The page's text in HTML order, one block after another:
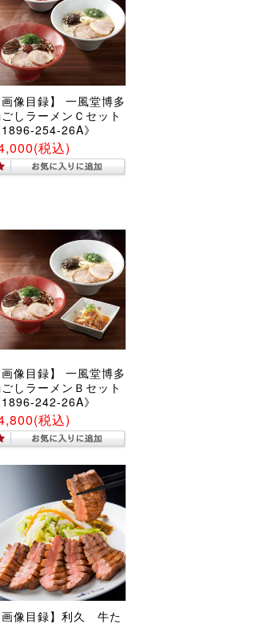
画像目録】 一風堂博多
しラーメンＣセット
1896-254-26A》
(税込)
画像目録】 一風堂博多
しラーメンＢセット
1896-242-26A》
(税込)
画像目録】利久 牛た